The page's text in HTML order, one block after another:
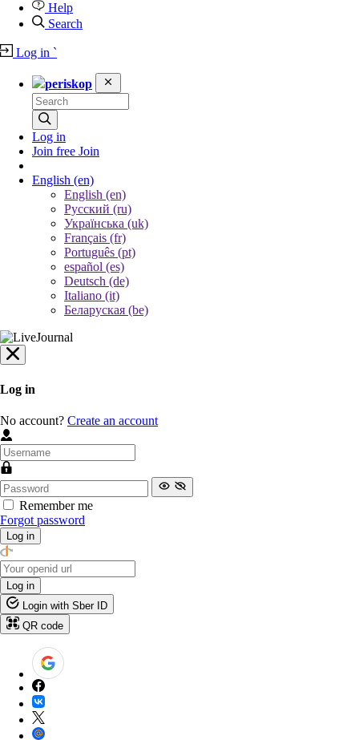
Help
Search
Log in `
periskop
Log in
Join free Join
English (en)
English (en)
Русский (ru)
Українська (uk)
Français (fr)
Português (pt)
español (es)
Deutsch (de)
Italiano (it)
Беларуская (be)
Log in
No account? Create an account
Remember me
Forgot password
Log in
Log in
Login with Sber ID
QR code